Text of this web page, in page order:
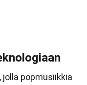
popmusiikkia